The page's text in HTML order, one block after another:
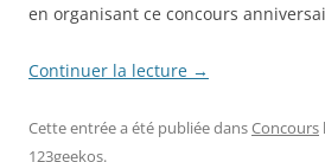
en organisant ce concours
Continuer la lecture →
Cette entrée a été publiée dansConcours
123geekos.